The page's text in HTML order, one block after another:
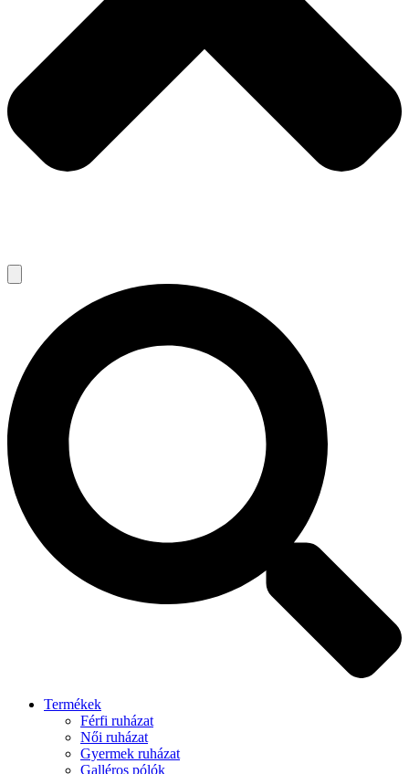
Termékek
Férfi ruházat
Női ruházat
Gyermek ruházat
Galléros pólók